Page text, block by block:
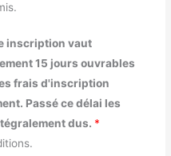
inscription vaut
15 jours ouvrables
frais d'inscription
Passé ce délai les
dus. *